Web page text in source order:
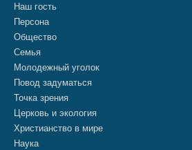
Наш гость
Персона
Общество
Семья
Молодежный уголок
Повод задуматься
Точка зрения
Церковь и экология
Христианство в мире
Наука